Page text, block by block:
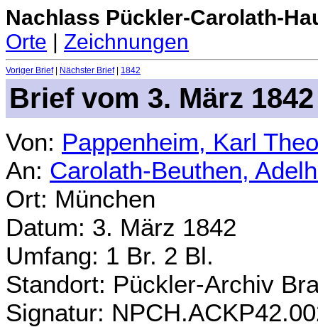
Nachlass Pückler-Carolath-
Orte | Zeichnungen
Voriger Brief| Nächster Brief| 1842
Brief vom 3. März 1842
Von: Pappenheim, Karl
An: Carolath-Beuthen,
Ort: München
Datum: 3. März 1842
Umfang: 1 Br. 2 Bl.
Standort: Pückler-Archiv
Signatur: